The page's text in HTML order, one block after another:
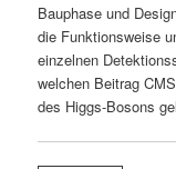
n
g
e
Bauphase und
die Funktionsweise
einzelnen
welchen Beitrag
des Higgs-Bosons